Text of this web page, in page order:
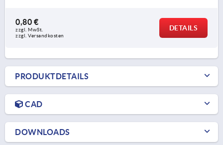
0,80 €
zzgl. MwSt.
zzgl. Versandkosten
DETAILS
PRODUKTDETAILS
CAD
DOWNLOADS